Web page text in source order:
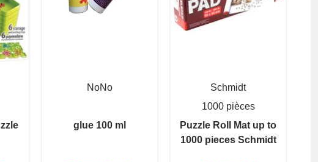
NoNo
glue 100 ml
Schmidt
1000 pièces
Puzzle Roll Mat up to
1000 pieces Schmidt